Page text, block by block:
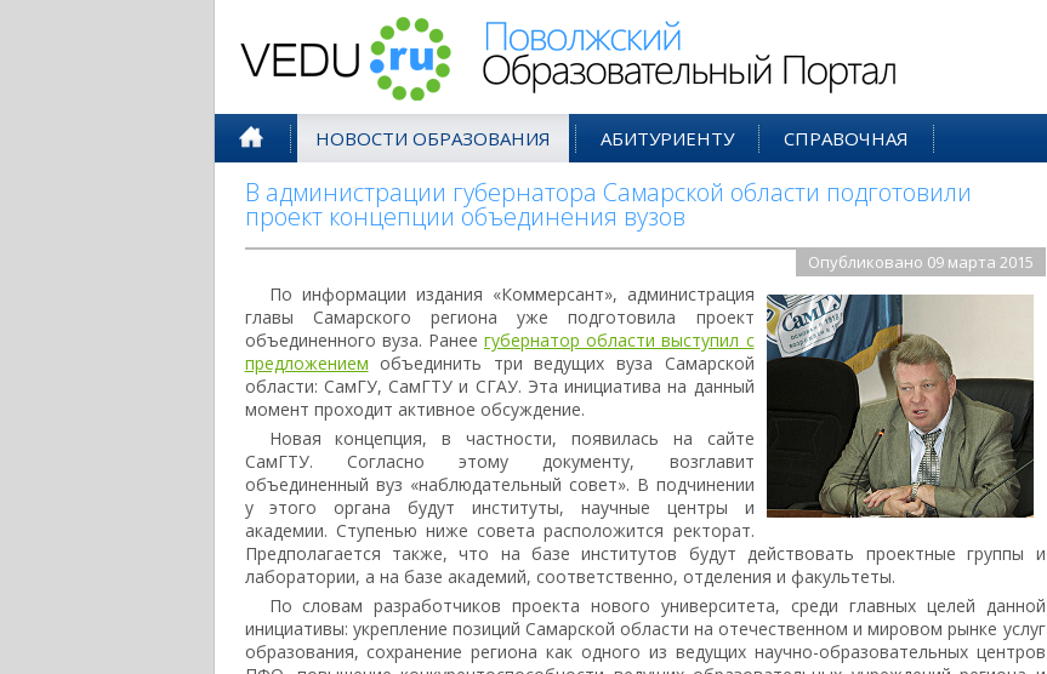
НОВОСТИ ОБРАЗОВАНИЯ АБИТУРИЕНТУ СПРАВОЧНАЯ
В администрации губернатора Самарской области подготовили
проект концепции объединения вузов
Опубликовано 09 марта 2015
По информации издания «Коммерсант», администрация
главы Самарского региона уже подготовила проект
объединенного вуза. Ранее губернатор области выступил с
предложением объединить три ведущих вуза Самарской
области: СамГУ, СамГТУ и СГАУ. Эта инициатива на данный
момент проходит активное обсуждение.
Новая концепция, в частности, появилась на сайте
СамГТУ. Согласно этому документу, возглавит
объединенный вуз «наблюдательный совет». В подчинении
у этого органа будут институты, научные центры и
академии. Ступенью ниже совета расположится ректорат.
Предполагается также, что на базе институтов будут действовать проектные группы и
лаборатории, а на базе академий, соответственно, отделения и факультеты.
По словам разработчиков проекта нового университета, среди главных целей данной
инициативы: укрепление позиций Самарской области на отечественном и мировом рынке услуг
образования, сохранение региона как одного из ведущих научно-образовательных центров